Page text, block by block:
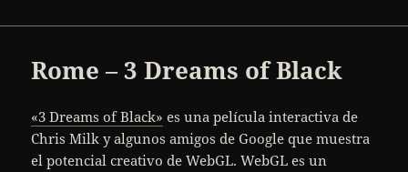
Rome – 3 Dreams of Black
«3 Dreams of Black» es una película interactiva de
Chris Milk y algunos amigos de Google que muestra
el potencial creativo de WebGL. WebGL es un